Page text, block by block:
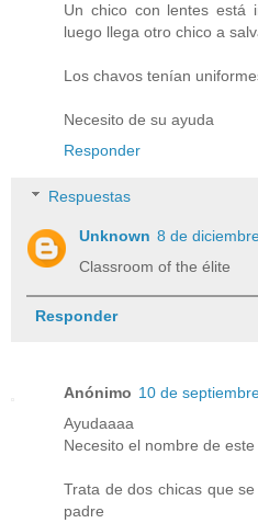
Un chico con lentes está
luego llega otro chico a
Los chavos tenían
Necesito de su ayuda
Responder
Respuestas
Unknown 8 de
Classroom of the élite
Responder
Anónimo 10 de
Ayudaaaa
Necesito el nombre de este
Trata de dos chicas que
padre